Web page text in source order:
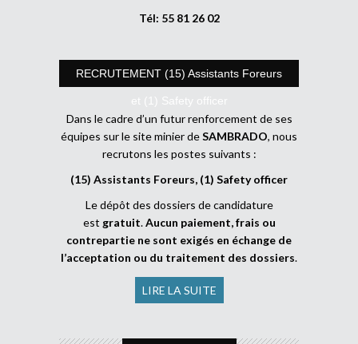
Tél: 55 81 26 02
RECRUTEMENT (15) Assistants Foreurs
et (1) Safety officer
Dans le cadre d’un futur renforcement de ses
équipes sur le site minier deSAMBRADO, nous
recrutons les postes suivants :
(15) Assistants Foreurs, (1) Safety officer
Le dépôt des dossiers de candidature
est gratuit.Aucun paiement, frais ou
contrepartie ne sont exigés en échange de
l’acceptation ou du traitement des dossiers.
LIRE LA SUITE